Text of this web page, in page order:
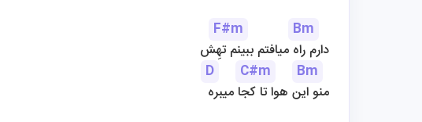
F#m
Bm
دارم راه میافتم ببینم تهِش
D
C#m
Bm
منو این هوا تا کجا میبره